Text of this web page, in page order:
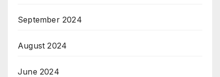
September 2024
August 2024
June 2024